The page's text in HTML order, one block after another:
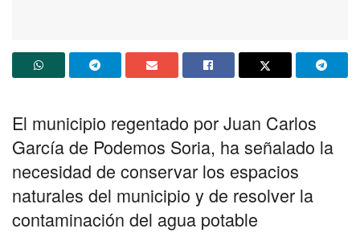
El municipio regentado por Juan Carlos
García de Podemos Soria, ha señalado la
necesidad de conservar los espacios
naturales del municipio y de resolver la
contaminación del agua potable